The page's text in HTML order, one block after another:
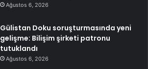
Ağustos 6, 2026
Gülistan Doku soruşturmasında yeni
gelişme: Bilişim şirketi patronu
tutuklandı
Ağustos 6, 2026